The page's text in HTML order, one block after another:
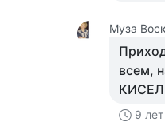
Муза
всем,
9 лет